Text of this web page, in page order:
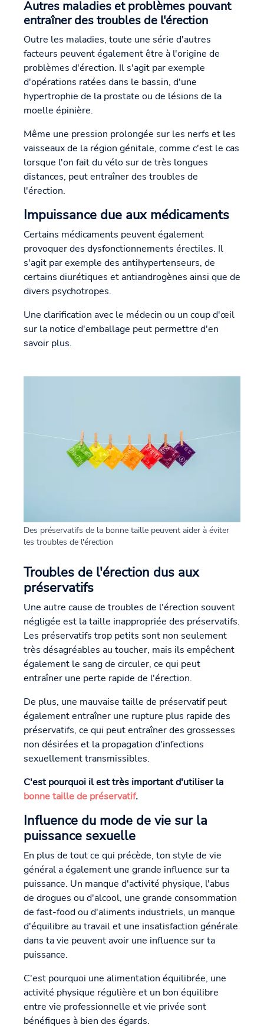
Autres maladies et problèmes pouvant
entraîner des troubles de l'érection
Outre les maladies, toute une série d'autres
facteurs peuvent également être à l'origine de
problèmes d'érection. Il s'agit par exemple
d'opérations ratées dans le bassin, d'une
hypertrophie de la prostate ou de lésions de la
moelle épinière.
Même une pression prolongée sur les nerfs et les
vaisseaux de la région génitale, comme c'est le cas
lorsque l'on fait du vélo sur de très longues
distances, peut entraîner des troubles de
l'érection.
Impuissance due aux médicaments
Certains médicaments peuvent également
provoquer des dysfonctionnements érectiles. Il
s'agit par exemple des antihypertenseurs, de
certains diurétiques et antiandrogènes ainsi que de
divers psychotropes.
Une clarification avec le médecin ou un coup d'œil
sur la notice d'emballage peut permettre d'en
savoir plus.
Des préservatifs de la bonne taille peuvent aider à éviter
les troubles de l'érection
Troubles de l'érection dus aux
préservatifs
Une autre cause de troubles de l'érection souvent
négligée est la taille inappropriée des préservatifs.
Les préservatifs trop petits sont non seulement
très désagréables au toucher, mais ils empêchent
également le sang de circuler, ce qui peut
entraîner une perte rapide de l'érection.
De plus, une mauvaise taille de préservatif peut
également entraîner une rupture plus rapide des
préservatifs, ce qui peut entraîner des grossesses
non désirées et la propagation d'infections
sexuellement transmissibles.
C'est pourquoi il est très important d'utiliser la
bonne taille de préservatif.
Influence du mode de vie sur la
puissance sexuelle
En plus de tout ce qui précède, ton style de vie
général a également une grande influence sur ta
puissance. Un manque d'activité physique, l'abus
de drogues ou d'alcool, une grande consommation
de fast-food ou d'aliments industriels, un manque
d'équilibre au travail et une insatisfaction générale
dans ta vie peuvent avoir une influence sur ta
puissance.
C'est pourquoi une alimentation équilibrée, une
activité physique régulière et un bon équilibre
entre vie professionnelle et vie privée sont
bénéfiques à bien des égards.